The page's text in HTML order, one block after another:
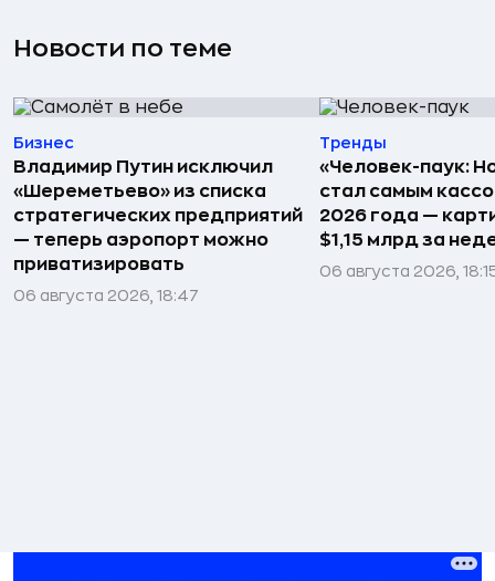
Новости по теме
Бизнес
Владимир Путин исключил
«Шереметьево» из списка
стратегических предприятий
— теперь аэропорт можно
приватизировать
06 августа 2026, 18:47
Тренды
«Человек-паук:
стал самым
2026 года —
$1,15 млрд за
06 августа 2026,